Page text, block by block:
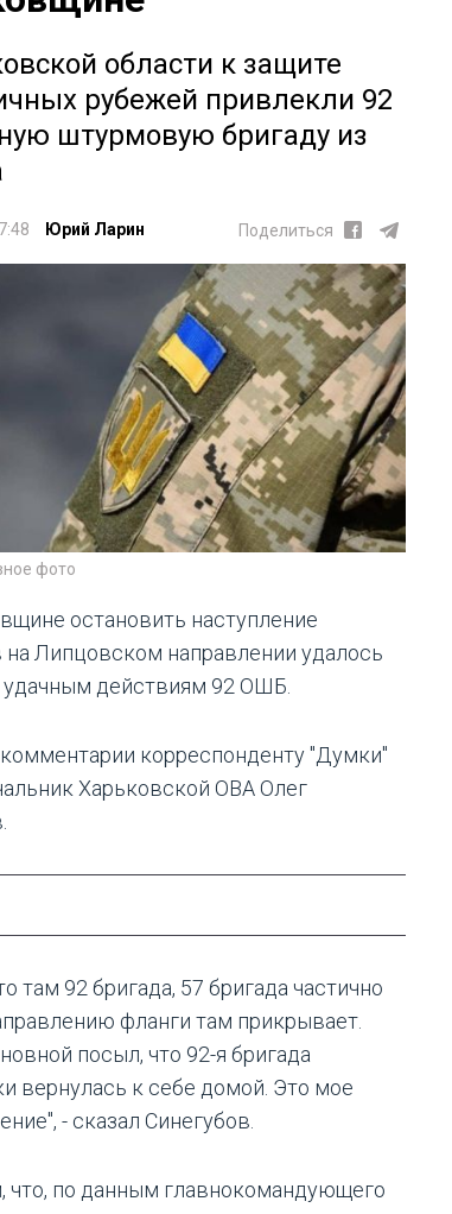
области к защите
рубежей привлекли 92
штурмовую бригаду из
Юрий Ларин Поделиться
фото
остановить наступление
на Липцовском направлении удалось
удачным действиям 92 ОШБ.
корреспонденту "Думки"
Харьковской ОВА Олег
там 92 бригада, 57 бригада частично
фланги там прикрывает.
посыл, что 92-я бригада
вернулась к себе домой. Это мое
- сказал Синегубов.
что, по данным главнокомандующего